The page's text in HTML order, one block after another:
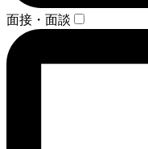
面接・面談